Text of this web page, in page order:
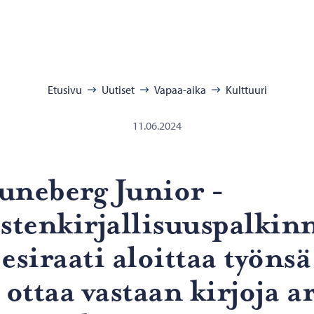
Etusivu Uutiset Vapaa-aika Kulttuuri
11.06.2024
Ju­nior -​
aloit­taa työn­sä
ottaa vas­taan kir­jo­ja